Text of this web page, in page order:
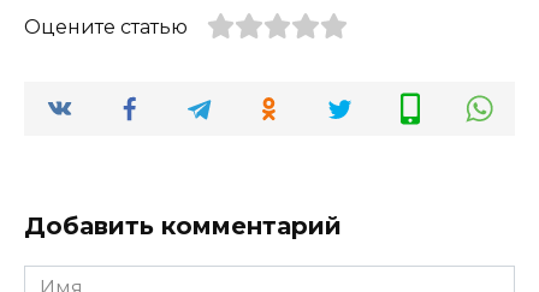
Оцените статью
Добавить комментарий
Имя